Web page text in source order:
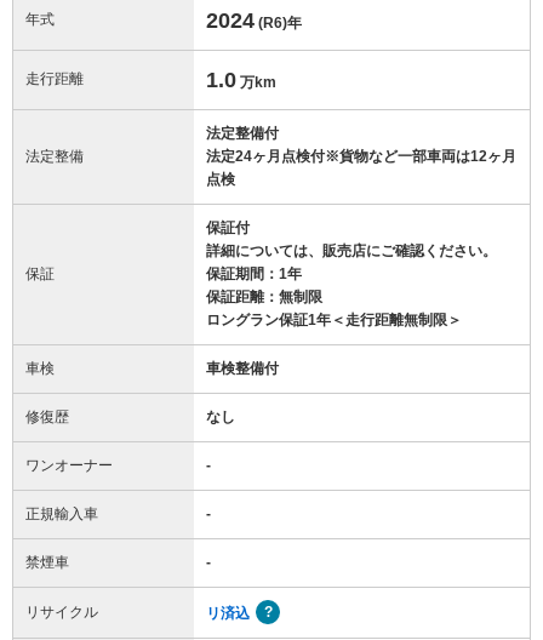
年式 2024 (R6)年
走行距離 1.0 万km
法定整備
法定整備付
法定24ヶ月点検付※貨物など一部車両は12ヶ月
点検
保証
保証付
詳細については、販売店にご確認ください。
保証期間：1年
保証距離：無制限
ロングラン保証1年＜走行距離無制限＞
車検 車検整備付
修復歴 なし
ワンオーナー -
正規輸入車 -
禁煙車 -
リサイクル リ済込